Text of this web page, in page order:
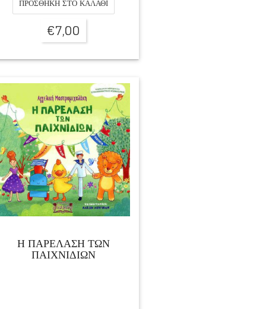
ΠΡΟΣΘΉΚΗ ΣΤΟ ΚΑΛΆΘΙ
€7,00
Η ΠΑΡΕΛΑΣΗ ΤΩΝ
ΠΑΙΧΝΙΔΙΩΝ